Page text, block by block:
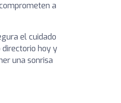
a
el cuidado
directorio hoy y
una sonrisa